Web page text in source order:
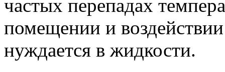
частых перепадах
помещении и
нуждается в жидкости.